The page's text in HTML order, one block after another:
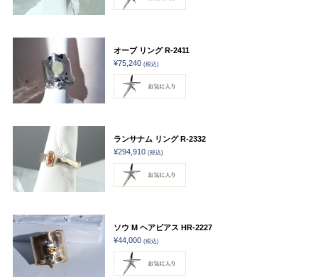
オーブ リング R-2411
¥75,240 (税込)
ランサナム リング R-2332
¥294,910 (税込)
ソウ M ヘアピアス HR-2227
¥44,000 (税込)